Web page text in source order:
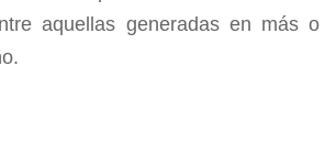
aquellas generadas en más o